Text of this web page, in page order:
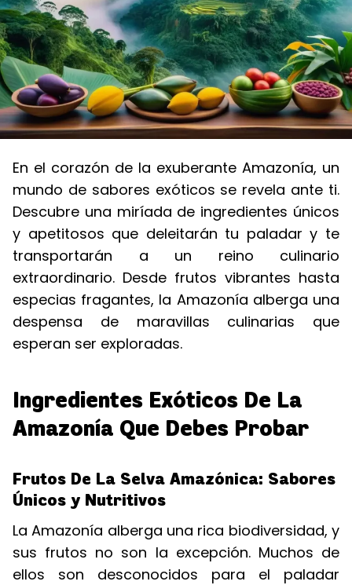
En el corazón de la exuberante Amazonía, un
mundo de sabores exóticos se revela ante ti.
Descubre una miríada de ingredientes únicos
y apetitosos que deleitarán tu paladar y te
transportarán a un reino culinario
extraordinario. Desde frutos vibrantes hasta
especias fragantes, la Amazonía alberga una
despensa de maravillas culinarias que
esperan ser exploradas.
Ingredientes Exóticos De La
Amazonía Que Debes Probar
Frutos De La Selva Amazónica: Sabores
Únicos y Nutritivos
La Amazonía alberga una rica biodiversidad, y
sus frutos no son la excepción. Muchos de
ellos son desconocidos para el paladar